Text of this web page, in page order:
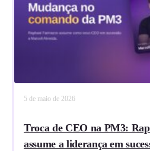
5 de maio de 2026
Troca de CEO na PM3:
assume a liderança em